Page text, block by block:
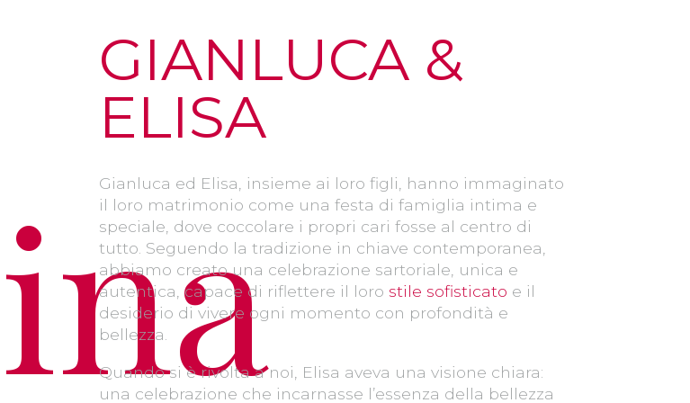
GIANLUCA &
ELISA
Gianluca ed Elisa, insieme ai loro figli, hanno immaginato
il loro matrimonio come una festa di famiglia intima e
speciale, dove coccolare i propri cari fosse al centro di
tutto. Seguendo la tradizione in chiave contemporanea,
abbiamo creato una celebrazione sartoriale, unica e
autentica, capace di riflettere il loro stile sofisticato e il
desiderio di vivere ogni momento con profondità e
bellezza.
Quando si è rivolta a noi, Elisa aveva una visione chiara:
una celebrazione che incarnasse l’essenza della bellezza